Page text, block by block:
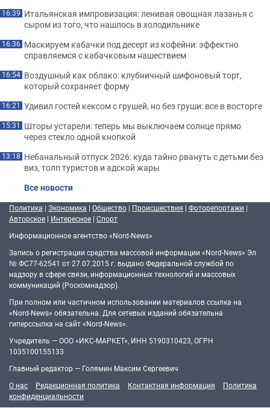
16:39 Итальянская импровизация: ленивая овощная лазанья с
сыром из того, что нашлось в холодильнике
16:36 Маскируем кабачки под десерт из кофейни: эффектно
справляемся с кабачковым нашествием
16:54 Воздушный как облако: клубничный шифоновый торт,
который сохраняет форму
16:21 Удивил гостей кексом с грушей, но без груши: все в восторге
15:31 Шторы устарели: теперь мы выключаем солнце прямо
через стекло одной кнопкой
13:18 Небанальный отпуск 2026: куда тайно рвануть с детьми без
виз, толп туристов и адской жары
Все новости
Политика | Экономика | Общество | Происшествия | Фоторепортажи |
Авторское | Интересное | Спорт
Информационное агентство «Nord-News»
Запись о регистрации средства массовой информации «Nord-News» Эл
№ ФС77-62541 от 27.07.2015 г. выдано Федеральной службой по
надзору в сфере связи, информационных технологий и массовых
коммуникаций (Роскомнадзор).
При полном или частичном использовании материалов ссылка на
«Nord-News» обязательна. Для сетевых изданий обязательна
гиперссылка на сайт «Nord-News».
Учредитель — ООО «ИКС-МАРКЕТ», ИНН 5190310423, ОГРН
1035100155133
Главный редактор — Голямин Максим Сергеевич
О нас
Редакционная политика Контактная информация
Политика
конфиденциальности